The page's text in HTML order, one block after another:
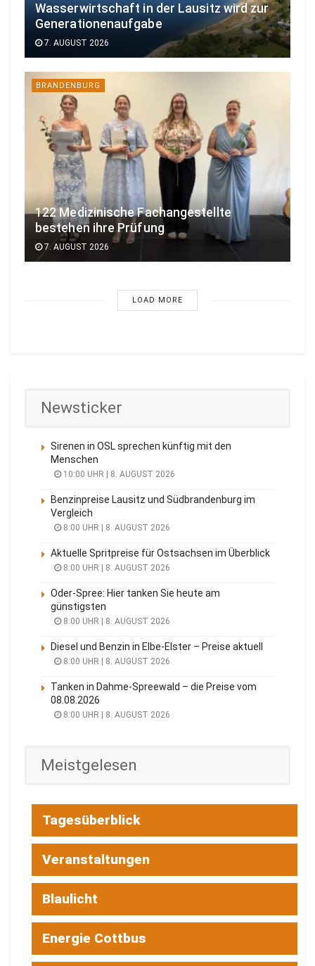
Wasserwirtschaft in der Lausitz wird zur
Generationenaufgabe
7. AUGUST 2026
BRANDENBURG
122 Medizinische Fachangestellte
bestehen ihre Prüfung
7. AUGUST 2026
LOAD MORE
Newsticker
Sirenen in OSL sprechen künftig mit den
Menschen
10:00 UHR | 8. AUGUST 2026
Benzinpreise Lausitz und Südbrandenburg im
Vergleich
8:00 UHR | 8. AUGUST 2026
Aktuelle Spritpreise für Ostsachsen im Überblick
8:00 UHR | 8. AUGUST 2026
Oder-Spree: Hier tanken Sie heute am
günstigsten
8:00 UHR | 8. AUGUST 2026
Diesel und Benzin in Elbe-Elster – Preise aktuell
8:00 UHR | 8. AUGUST 2026
Tanken in Dahme-Spreewald – die Preise vom
08.08.2026
8:00 UHR | 8. AUGUST 2026
Meistgelesen
Tagesüberblick
Veranstaltungen
Blaulicht
Energie Cottbus